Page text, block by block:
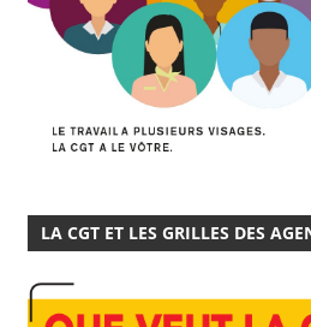
LA CGT ET LES GRILLES DES